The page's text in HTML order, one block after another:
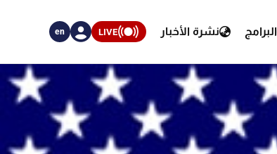
البرامج نشرة الأخبار LIVE
en